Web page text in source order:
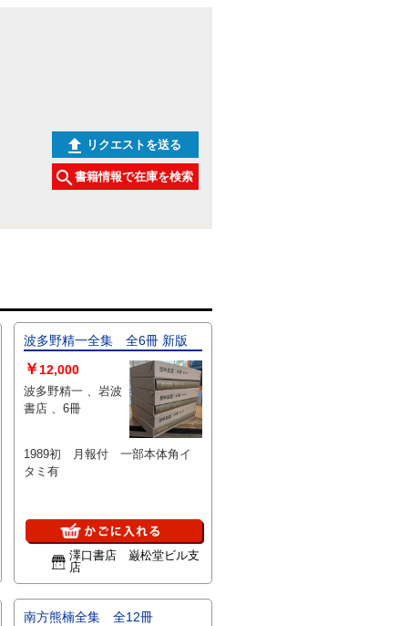
リクエストを送る
書籍情報で在庫を検索
波多野精一全集 全6冊 新版
￥ 12,000
波多野精一 、岩波
書店 、6冊
1989初 月報付 一部本体角イ
タミ有
澤口書店 巌松堂ビル支
店
南方熊楠全集 全12冊